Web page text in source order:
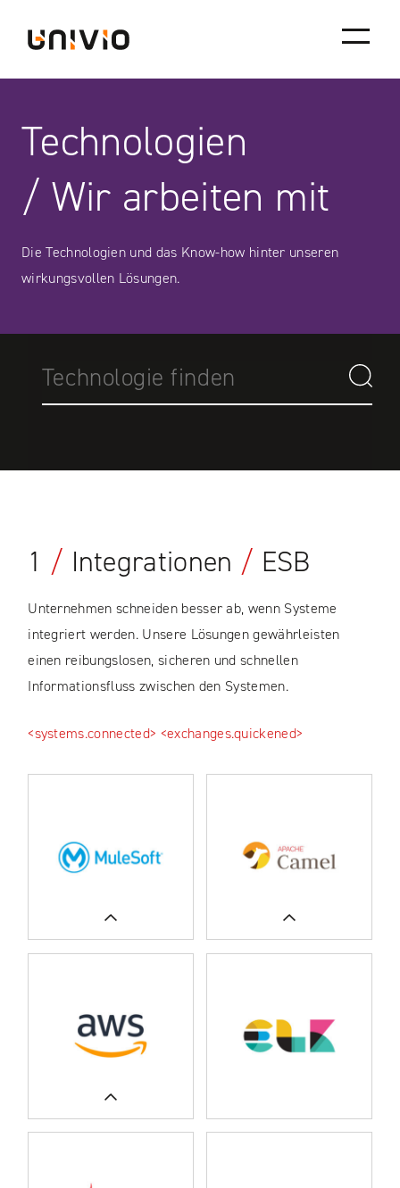
content
Technologien
/ Wir arbeiten mit
Die Technologien und das Know-how hinter unseren
wirkungsvollen Lösungen.
1 / Integrationen / ESB
Unternehmen schneiden besser ab, wenn Systeme
integriert werden. Unsere Lösungen gewährleisten
einen reibungslosen, sicheren und schnellen
Informationsfluss zwischen den Systemen.
<systems.connected> <exchanges.quickened>
ERFAHREN SIE MEHR ERFAHREN SIE MEHR